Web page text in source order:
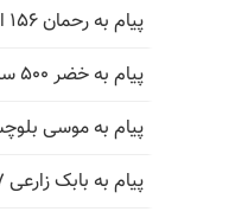
پیام به رحمان ۱۵۶ اورمیه
پیام به خضر ۵۰۰ سراوان
پیام به موسی
پیام به بابک زارعی ۰۰۷